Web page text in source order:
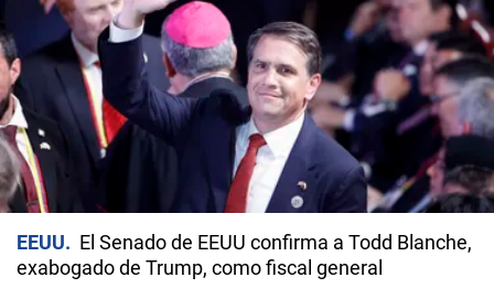
EEUU
El Senado de EEUU confirma a Todd Blanche,
exabogado de Trump, como fiscal general